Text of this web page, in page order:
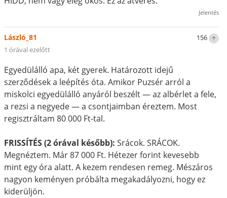
Jelentés
156
László_81
1 órával ezelőtt
Egyedülálló apa, két gyerek. Határozott idejű
szerződések a leépítés óta. Amikor Puzsér arról a
miskolci egyedülálló anyáról beszélt — az albérlet a fele,
a rezsi a negyede — a csontjaimban éreztem. Most
regisztráltam 80 000 Ft-tal.
FRISSÍTÉS (2 órával később): Srácok. SRÁCOK.
Megnéztem. Már 87 000 Ft. Hétezer forint kevesebb
mint egy óra alatt. A kezem rendesen remeg. Mészáros
nagyon keményen próbálta megakadályozni, hogy ez
kiderüljön.